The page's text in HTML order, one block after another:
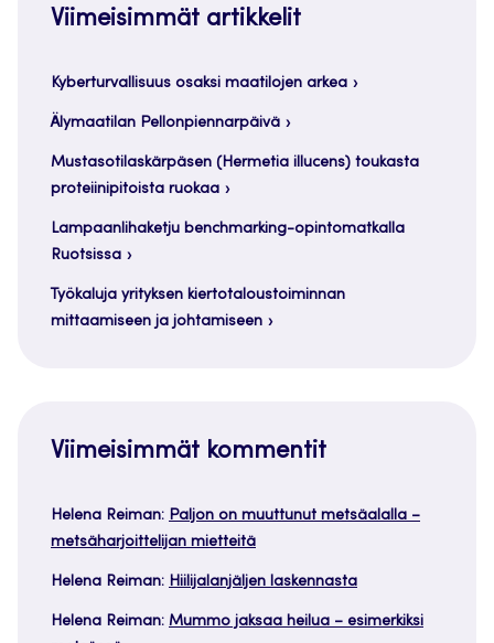
Viimeisimmät artikkelit
Kyberturvallisuus osaksi maatilojen arkea
Älymaatilan Pellonpiennarpäivä
Mustasotilaskärpäsen (Hermetia illucens) toukasta
proteiinipitoista ruokaa
Lampaanlihaketju benchmarking-opintomatkalla
Ruotsissa
Työkaluja yrityksen kiertotaloustoiminnan
mittaamiseen ja johtamiseen
Viimeisimmät kommentit
Helena Reiman: Paljon on muuttunut metsäalalla –
metsäharjoittelijan mietteitä
Helena Reiman: Hiilijalanjäljen laskennasta
Helena Reiman: Mummo jaksaa heilua – esimerkiksi